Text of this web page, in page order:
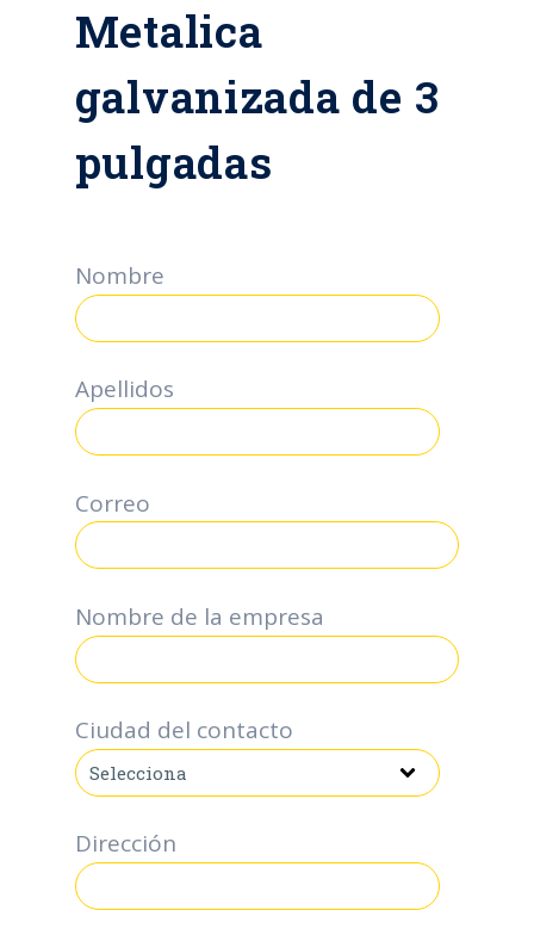
Metalica
galvanizada de 3
pulgadas
Nombre
Apellidos
Correo
Nombre de la empresa
Ciudad del contacto
Dirección